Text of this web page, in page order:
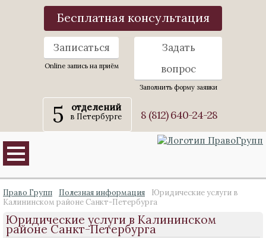
Бесплатная консультация
Записаться
Online запись на приём
Задать
вопрос
Заполнить форму заявки
5 отделений
в Петербурге 8 (812) 640-24-28
Право Групп Полезная информация
Юридические услуги в
Калининском районе Санкт-Петербурга
Юридические услуги в Калининском
районе Санкт-Петербурга